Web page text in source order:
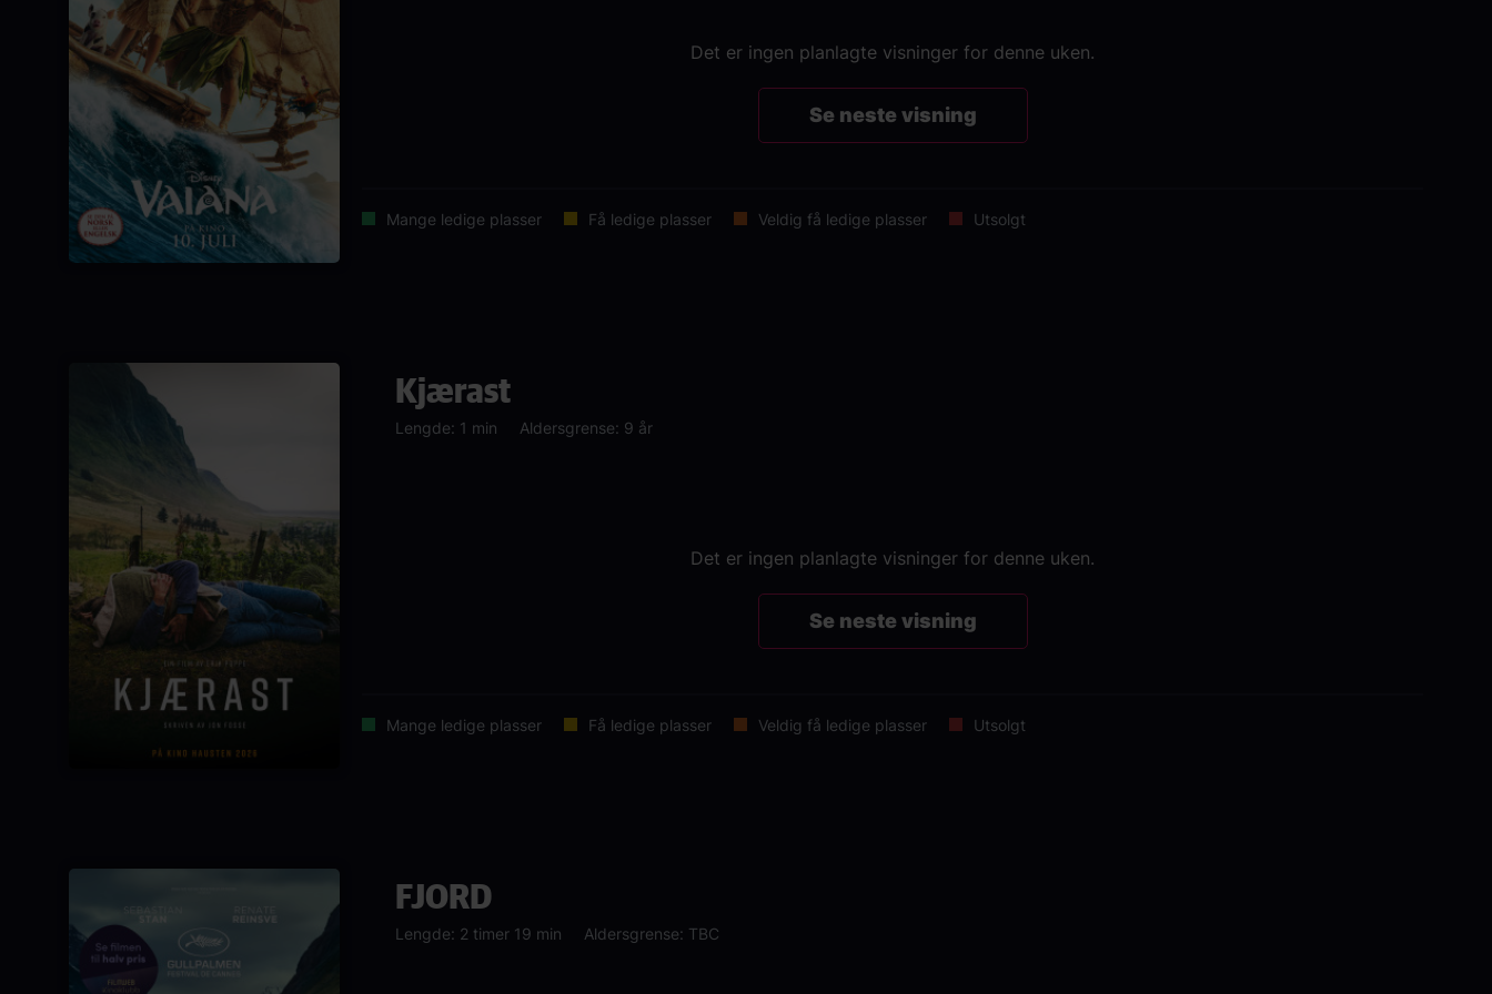
Det er ingen planlagte visninger for denne uken.
Se neste visning
Mange ledige plasser Få ledige plasser Veldig få ledige plasser Utsolgt
Kjærast
Lengde: 1 min Aldersgrense: 9 år
Det er ingen planlagte visninger for denne uken.
Se neste visning
Mange ledige plasser Få ledige plasser Veldig få ledige plasser Utsolgt
FJORD
Lengde: 2 timer 19 min Aldersgrense: TBC